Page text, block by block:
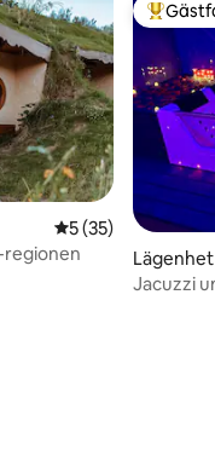
5 av 5 i
5 (35)
regionen
Populär
Lägenhet
Jacuzzi